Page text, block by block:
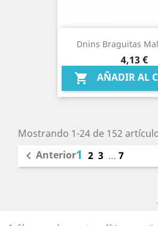
Dnins Braguitas
Precio
4,13 €
 AÑADIR AL
Mostrando 1-24 de 152
 Anterior1 2 3 … 7